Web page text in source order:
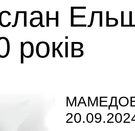
років
МАМЕДОВ